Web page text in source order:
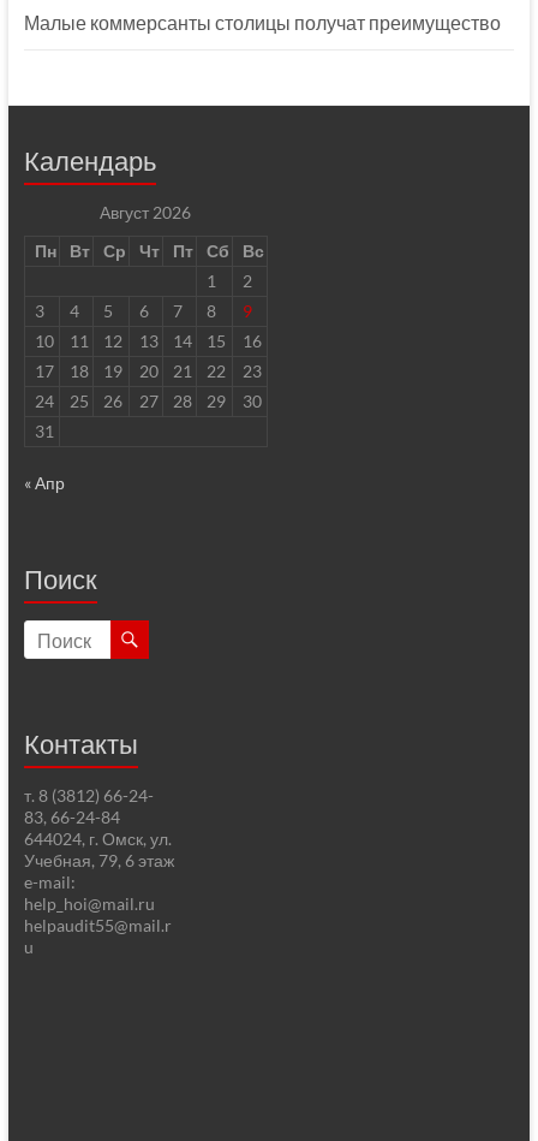
Малые коммерсанты столицы получат преимущество
Календарь
Август 2026
Пн
Вт Ср Чт Пт Сб
Вс
1
2
3
4 5 6 7 8
9
10
11 12 13 14 15
16
17
18 19 20 21 22
23
24
25 26 27 28 29
30
31
« Апр
Поиск
Контакты
т. 8 (3812) 66-24-
83, 66-24-84
644024, г. Омск, ул.
Учебная, 79, 6 этаж
e-mail:
help_hoi@mail.ru
helpaudit55@mail.r
u